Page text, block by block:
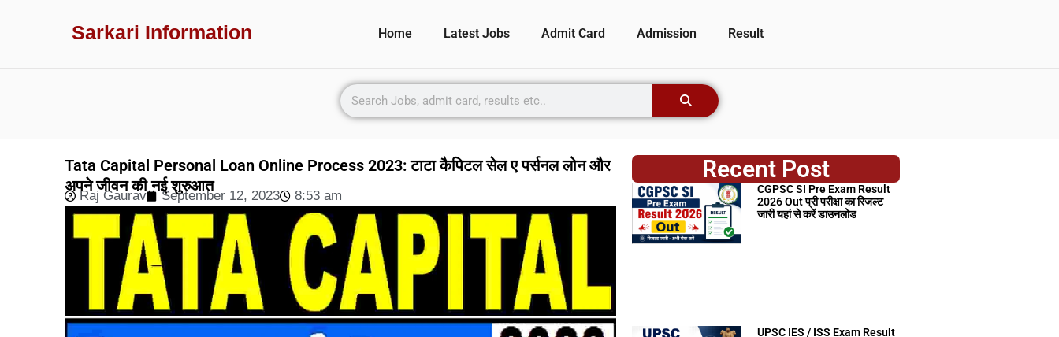
Sarkari Information Home Latest Jobs Admit Card Admission Result
Tata Capital Personal Loan Online Process 2023: टाटा कैपिटल सेल ए पर्सनल लोन और
अपने जीवन की नई शुरुआत
Raj Gaurav September 12, 2023 8:53 am
Recent Post
CGPSC SI Pre Exam Result
2026 Out प्री परीक्षा का रिजल्ट
जारी यहां से करें डाउनलोड
UPSC IES / ISS Exam Result